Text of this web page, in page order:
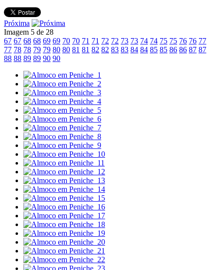
Próxima
Imagem 5 de 28
67 67 68 68 69 69 70 70 71 71 72 72 73 73 74 74 75 75 76 76 77
77 78 78 79 79 80 80 81 81 82 82 83 83 84 84 85 85 86 86 87 87
88 88 89 89 90 90